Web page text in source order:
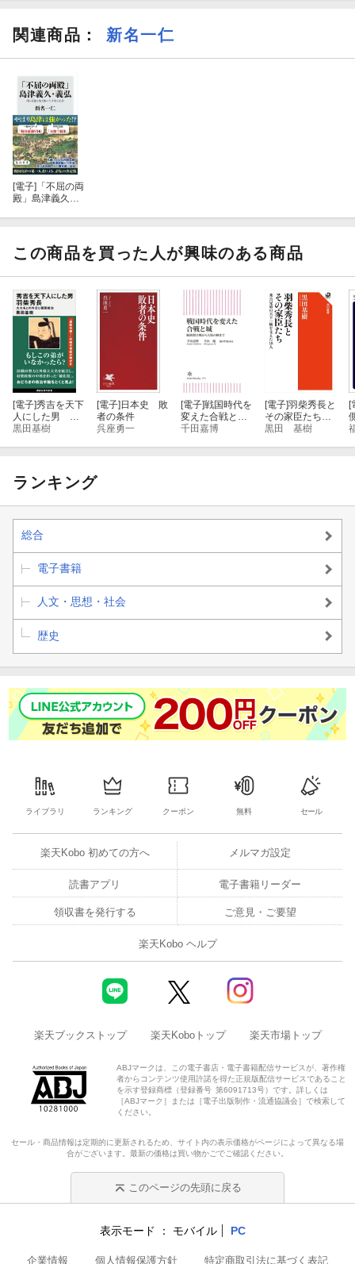
関連商品 ： 新名一仁
[電子] 「不屈の両
殿」島津義久・
この商品を買った人が興味のある商品
[電子]秀吉を天下
人にした男 羽
柴秀長 大大名
黒田基樹
[電子]日本史 敗
者の条件
呉座勇一
[電子]戦国時代を
変えた合戦と
城 桶狭間合戦
千田嘉博
[電子]羽柴秀長と
その家臣たち
秀吉兄弟の天下
黒田 基樹
[
ランキング
総合
電子書籍
人文・思想・社会
歴史
ライブラリ ランキング クーポン 無料 セール
楽天Kobo 初めての方へ メルマガ設定
読書アプリ 電子書籍リーダー
領収書を発行する ご意見・ご要望
楽天Kobo ヘルプ
楽天ブックストップ 楽天Koboトップ 楽天市場トップ
ABJマークは、この電子書店・電子書籍配信サービスが、著作権
者からコンテンツ使用許諾を得た正規版配信サービスであること
を示す登録商標（登録番号 第6091713号）です。詳しくは
［ABJマーク］または［電子出版制作・流通協議会］で検索して
ください。
セール・商品情報は定期的に更新されるため、サイト内の表示価格がページによって異なる場
合がございます。最新の価格は買い物かごでご確認ください。
このページの先頭に戻る
表示モード モバイル PC
企業情報 個人情報保護方針 特定商取引法に基づく表記